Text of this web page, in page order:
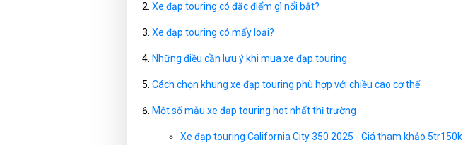
Xe đạp touring có đặc điểm gì nổi bật?
Xe đạp touring có mấy loại?
Những điều cần lưu ý khi mua xe đạp touring
Cách chọn khung xe đạp touring phù hợp với chiều cao cơ thể
Một số mẫu xe đạp touring hot nhất thị trường
Xe đạp touring California City 350 2025 - Giá tham khảo 5tr150k